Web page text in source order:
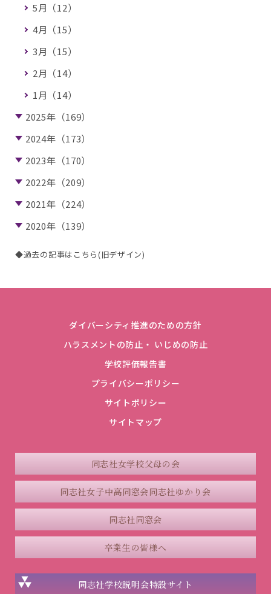
5月（12）
4月（15）
3月（15）
2月（14）
1月（14）
2025年（169）
2024年（173）
2023年（170）
2022年（209）
2021年（224）
2020年（139）
◆過去の記事はこちら(旧デザイン)
ダイバーシティ推進のための方針
ハラスメントの防止・ いじめの防止
学校評価報告書
プライバシーポリシー
サイトポリシー
サイトマップ
同志社女学校父母の会
同志社女子中高同窓会同志社ゆかり会
同志社同窓会
卒業生の皆様へ
同志社学校説明会特設サイト